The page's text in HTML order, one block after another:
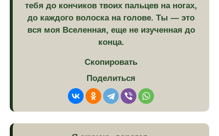
тебя до кончиков твоих пальцев на ногах,
до каждого волоска на голове. Ты — это
вся моя Вселенная, еще не изученная до
конца.
Скопировать
Поделиться